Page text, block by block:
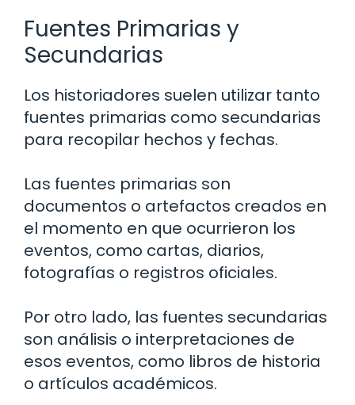
Fuentes Primarias y
Secundarias
Los historiadores suelen utilizar tanto
fuentes primarias como secundarias
para recopilar hechos y fechas.
Las fuentes primarias son
documentos o artefactos creados en
el momento en que ocurrieron los
eventos, como cartas, diarios,
fotografías o registros oficiales.
Por otro lado, las fuentes secundarias
son análisis o interpretaciones de
esos eventos, como libros de historia
o artículos académicos.